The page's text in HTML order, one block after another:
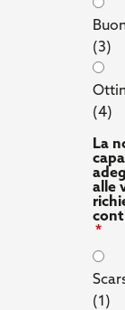
(3)
(4)
La
alle
(1)